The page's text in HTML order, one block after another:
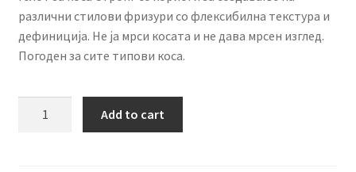
различни стилови фризури со флексибилна текстура и
дефиниција. Не ја мрси косата и не дава мрсен изглед.
Погоден за сите типови коса.
Add to cart